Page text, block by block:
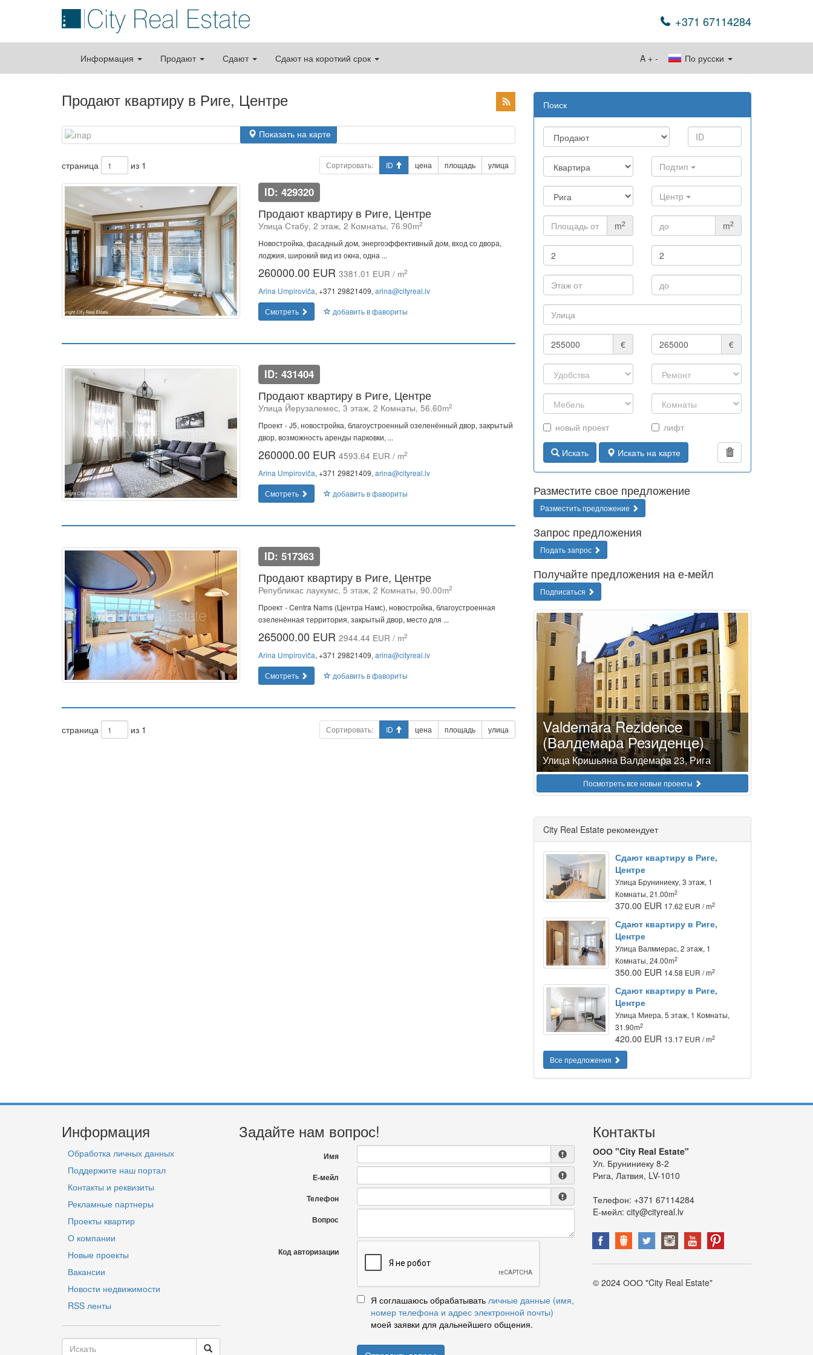
+371 67114284
Информация Продают Сдают Сдают на короткий срок По русски
A + -
Продают квартиру в Риге, Центре
Показать на карте
страница из 1 Сортировать: ID цена площадь улица
ID: 429320
Продают квартиру в Риге, Центре
Улица Стабу, 2 этаж, 2 Комнаты, 76.90m2
Новостройка, фасадный дом, энергоэффективный дом, вход со двора,
лоджия, широкий вид из окна, одна ...
260000.00 EUR 3381.01 EUR / m2
Arina Umpiroviča, +371 29821409, arina@cityreal.lv
Смотреть
добавить в фавориты
ID: 431404
Продают квартиру в Риге, Центре
Улица Йeрузалемес, 3 этаж, 2 Комнаты, 56.60m2
Проект - J5, новостройка, благоустроенный озеленённый двор, закрытый
двор, возможность аренды парковки, ...
260000.00 EUR 4593.64 EUR / m2
Arina Umpiroviča, +371 29821409, arina@cityreal.lv
Смотреть
добавить в фавориты
ID: 517363
Продают квартиру в Риге, Центре
Републикас лаукумс, 5 этаж, 2 Комнаты, 90.00m2
Проект - Centra Nams (Центра Намс), новостройка, благоустроенная
озеленённая территория, закрытый двор, место для ...
265000.00 EUR 2944.44 EUR / m2
Arina Umpiroviča, +371 29821409, arina@cityreal.lv
Смотреть
добавить в фавориты
страница из 1 Сортировать: ID цена площадь улица
Поиск
Подтип
Центр
m2 m2
€ €
новый проект лифт
Искать Искать на карте
Разместите свое предложение
Разместить предложение
Запрос предложения
Подать запрос
Получайте предложения на е-мейл
Подписаться
Valdemāra Rezidence
(Валдемара Резиденце)
Улица Кришьяна Валдемара 23, Рига
Посмотреть все новые проекты
City Real Estate рекомендует
Сдают квартиру в Риге,
Центре
Улица Бруниниеку, 3 этаж, 1
Комнаты, 21.00m2
370.00 EUR 17.62 EUR / m2
Сдают квартиру в Риге,
Центре
Улица Валмиерас, 2 этаж, 1
Комнаты, 24.00m2
350.00 EUR 14.58 EUR / m2
Сдают квартиру в Риге,
Центре
Улица Миера, 5 этаж, 1 Комнаты,
31.90m2
420.00 EUR 13.17 EUR / m2
Все предложения
Информация
Обработка личных данных
Поддержите наш портал
Контакты и реквизиты
Рекламные партнеры
Проекты квартир
О компании
Новые проекты
Вакансии
Новости недвижимости
RSS ленты
Задайте нам вопрос!
Имя
Е-мейл
Телефон
Вопрос
Код авторизации
Я соглашаюсь обрабатывать личные данные (имя,
номер телефона и адрес электронной почты)
моей заявки для дальнейшего общения.
Контакты
ООО "City Real Estate"
Ул. Бруниниеку 8-2
Рига, Латвия, LV-1010
Телефон: +371 67114284
E-мейл: city@cityreal.lv
© 2024 ООО "City Real Estate"